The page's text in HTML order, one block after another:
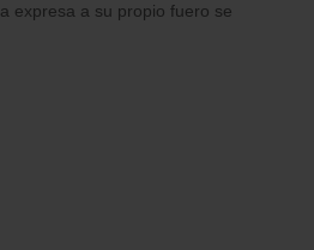
expresa a su propio fuero se